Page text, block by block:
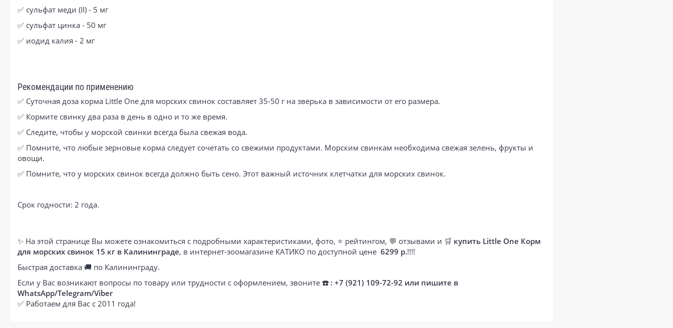
✅ сульфат меди (II) - 5 мг
✅ сульфат цинка - 50 мг
✅ иодид калия - 2 мг
Рекомендации по применению
✅ Суточная доза корма Little One для морских свинок составляет 35-50 г на зверька в зависимости от его размера.
✅ Кормите свинку два раза в день в одно и то же время.
✅ Следите, чтобы у морской свинки всегда была свежая вода.
✅ Помните, что любые зерновые корма следует сочетать со свежими продуктами. Морским свинкам необходима свежая зелень, фрукты и
овощи.
✅ Помните, что у морских свинок всегда должно быть сено. Этот важный источник клетчатки для морских свинок.
Срок годности: 2 года.
✨ На этой странице Вы можете ознакомиться с подробными характеристиками, фото, ⭐ рейтингом, 💬 отзывами и 🛒 купить Little One Корм
для морских свинок 15 кг в Калининграде, в интернет-зоомагазине КАТИКО по доступной цене 6299 р.!!!!
Быстрая доставка 🚚 по Калининграду.
Если у Вас возникают вопросы по товару или трудности с оформлением, звоните ☎️ : +7 (921) 109-72-92 или пишите в
WhatsApp/Telegram/Viber
✅ Работаем для Вас с 2011 года!